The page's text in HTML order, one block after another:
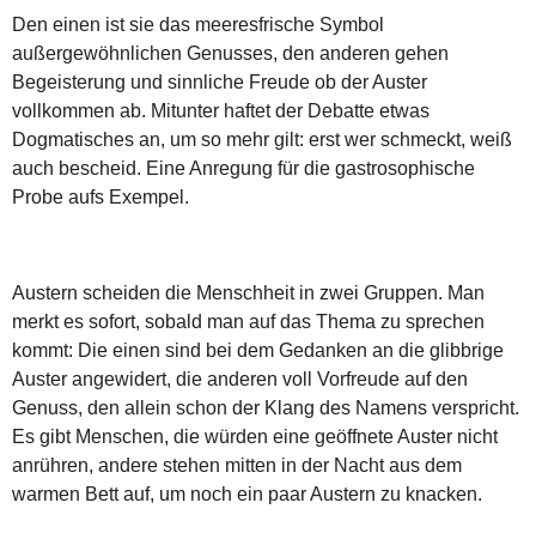
Den einen ist sie das meeresfrische Symbol
außergewöhnlichen Genusses, den anderen gehen
Begeisterung und sinnliche Freude ob der Auster
vollkommen ab. Mitunter haftet der Debatte etwas
Dogmatisches an, um so mehr gilt: erst wer schmeckt, weiß
auch bescheid. Eine Anregung für die gastrosophische
Probe aufs Exempel.
Austern scheiden die Menschheit in zwei Gruppen. Man
merkt es sofort, sobald man auf das Thema zu sprechen
kommt: Die einen sind bei dem Gedanken an die glibbrige
Auster angewidert, die anderen voll Vorfreude auf den
Genuss, den allein schon der Klang des Namens verspricht.
Es gibt Menschen, die würden eine geöffnete Auster nicht
anrühren, andere stehen mitten in der Nacht aus dem
warmen Bett auf, um noch ein paar Austern zu knacken.